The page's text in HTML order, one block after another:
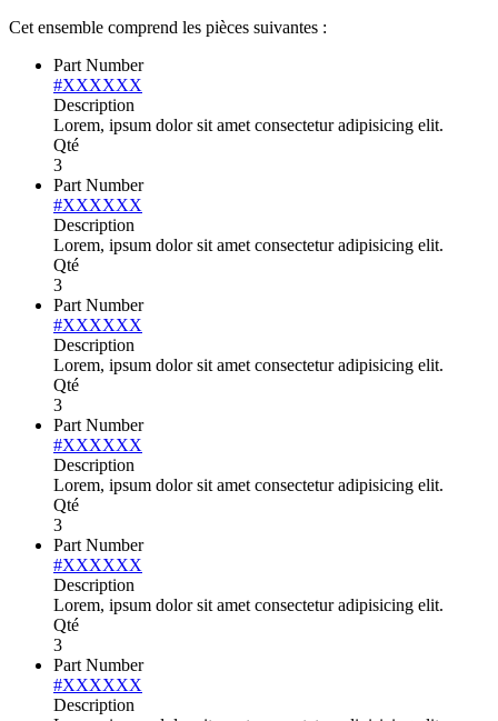
Cet ensemble comprend les pièces suivantes :
Part Number
#XXXXXX
Description
Lorem, ipsum dolor sit amet consectetur adipisicing elit.
Qté
3
Part Number
#XXXXXX
Description
Lorem, ipsum dolor sit amet consectetur adipisicing elit.
Qté
3
Part Number
#XXXXXX
Description
Lorem, ipsum dolor sit amet consectetur adipisicing elit.
Qté
3
Part Number
#XXXXXX
Description
Lorem, ipsum dolor sit amet consectetur adipisicing elit.
Qté
3
Part Number
#XXXXXX
Description
Lorem, ipsum dolor sit amet consectetur adipisicing elit.
Qté
3
Part Number
#XXXXXX
Description